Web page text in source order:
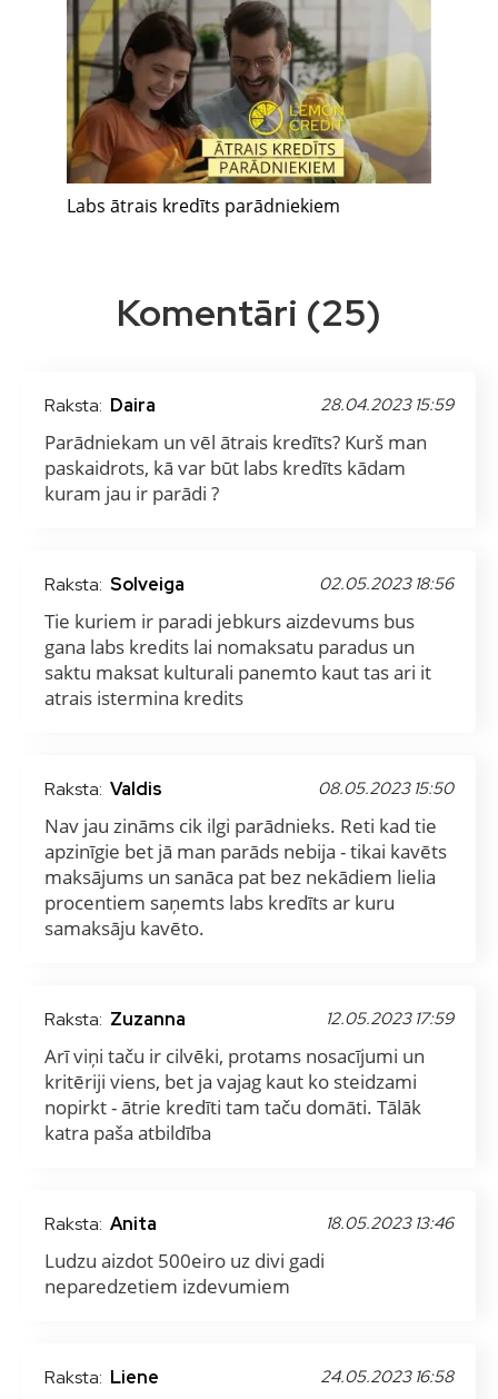
Labs ātrais kredīts parādniekiem
Komentāri (25)
Raksta: Daira 28.04.2023 15:59
Parādniekam un vēl ātrais kredīts? Kurš man
paskaidrots, kā var būt labs kredīts kādam
kuram jau ir parādi ?
Raksta: Solveiga 02.05.2023 18:56
Tie kuriem ir paradi jebkurs aizdevums bus
gana labs kredits lai nomaksatu paradus un
saktu maksat kulturali panemto kaut tas ari it
atrais istermina kredits
Raksta: Valdis 08.05.2023 15:50
Nav jau zināms cik ilgi parādnieks. Reti kad tie
apzinīgie bet jā man parāds nebija - tikai kavēts
maksājums un sanāca pat bez nekādiem lielia
procentiem saņemts labs kredīts ar kuru
samaksāju kavēto.
Raksta: Zuzanna 12.05.2023 17:59
Arī viņi taču ir cilvēki, protams nosacījumi un
kritēriji viens, bet ja vajag kaut ko steidzami
nopirkt - ātrie kredīti tam taču domāti. Tālāk
katra paša atbildība
Raksta: Anita 18.05.2023 13:46
Ludzu aizdot 500eiro uz divi gadi
neparedzetiem izdevumiem
Raksta: Liene 24.05.2023 16:58